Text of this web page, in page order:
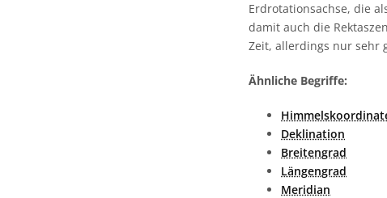
Erdrotationsachse, die
damit auch die
Zeit, allerdings nur sehr
Ähnliche Begriffe:
Deklination
Breitengrad
Längengrad
Meridian